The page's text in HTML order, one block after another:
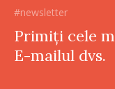
#newsletter
Primiți cele
E-mailul dvs.